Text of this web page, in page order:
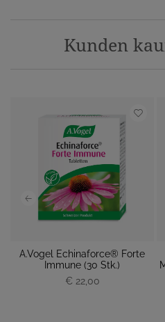
Kunden
A.Vogel Echinaforce® Forte
Immune (30 Stk.)
€ 22,00